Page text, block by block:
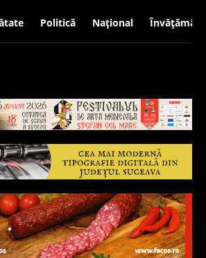
Politică Național Învățământ